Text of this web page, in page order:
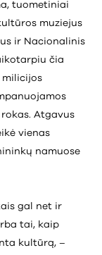
tuometiniai
muziejus
ir Nacionalinis
čia
Atgavus
vienas
namuose
gal net ir
tai, kaip
kultūrą, –